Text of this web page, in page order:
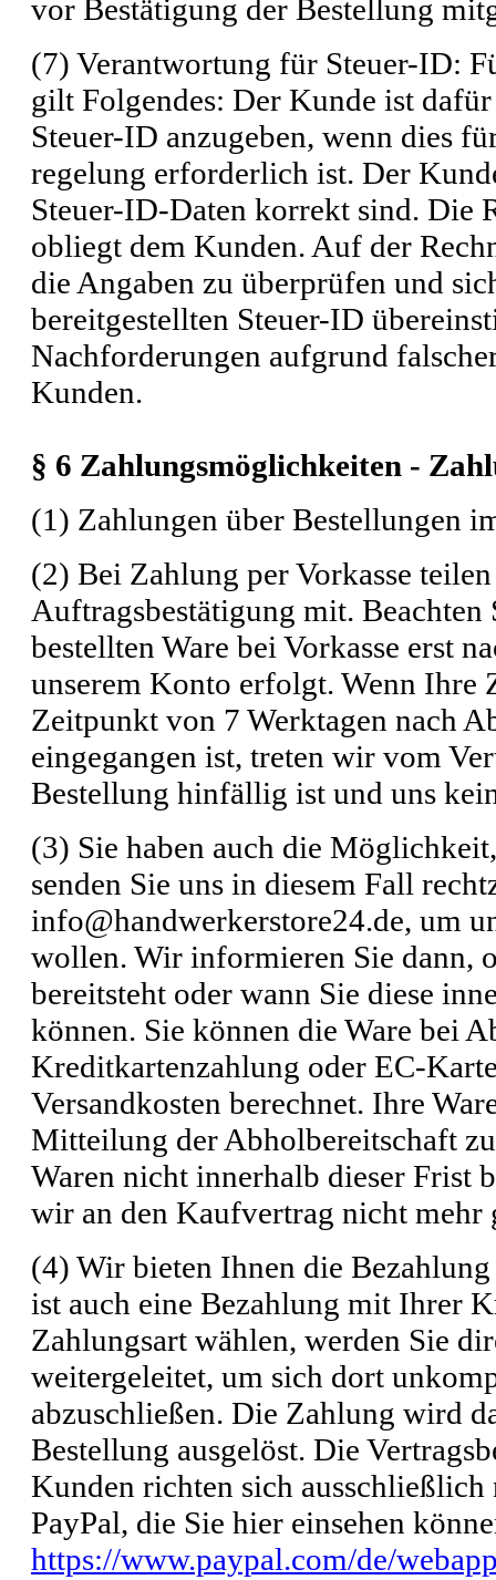
vor Bestätigung der Bestellung
(7) Verantwortung für Steuer-ID:
gilt Folgendes: Der Kunde ist
Steuer-ID anzugeben, wenn dies
regelung erforderlich ist. Der
Steuer-ID-Daten korrekt sind. Die
obliegt dem Kunden. Auf der
die Angaben zu überprüfen und
bereitgestellten Steuer-ID
Nachforderungen aufgrund
Kunden.
§ 6 Zahlungsmöglichkeiten -
(1) Zahlungen über Bestellungen
(2) Bei Zahlung per Vorkasse
Auftragsbestätigung mit.
bestellten Ware bei Vorkasse erst
unserem Konto erfolgt. Wenn
Zeitpunkt von 7 Werktagen nach
eingegangen ist, treten wir vom
Bestellung hinfällig ist und uns
(3) Sie haben auch die
senden Sie uns in diesem Fall
info@handwerkerstore24.de, um
wollen. Wir informieren Sie dann,
bereitsteht oder wann Sie diese
können. Sie können die Ware bei
Kreditkartenzahlung oder EC-
Versandkosten berechnet. Ihre
Mitteilung der Abholbereitschaft
Waren nicht innerhalb dieser Frist
wir an den Kaufvertrag nicht mehr
(4) Wir bieten Ihnen die
ist auch eine Bezahlung mit Ihrer
Zahlungsart wählen, werden Sie
weitergeleitet, um sich dort
abzuschließen. Die Zahlung wird
Bestellung ausgelöst. Die
Kunden richten sich
PayPal, die Sie hier einsehen
https://www.paypal.com/de/